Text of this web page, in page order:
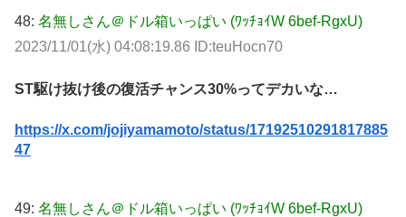
48: 名無しさん＠ドル箱いっぱい (ﾜｯﾁｮｲW 6bef-RgxU)
2023/11/01(水) 04:08:19.86 ID:teuHocn70
ST駆け抜け後の復活チャンス30%ってデカいな…
https://x.com/jojiyamamoto/status/17192510291817885
47
49: 名無しさん＠ドル箱いっぱい (ﾜｯﾁｮｲW 6bef-RgxU)